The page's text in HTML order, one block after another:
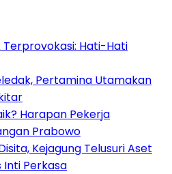
Terprovokasi: Hati-Hati
Pertamina Utamakan
Harapan Pekerja
Prabowo
Kejagung Telusuri Aset
Inti Perkasa